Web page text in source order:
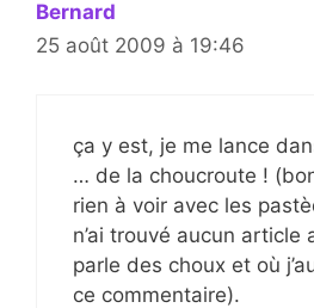
Bernard
25 août 2009 à 19:46
ça y est, je me lance
… de la choucroute !
rien à voir avec les
n’ai trouvé aucun article
parle des choux et où
ce commentaire).